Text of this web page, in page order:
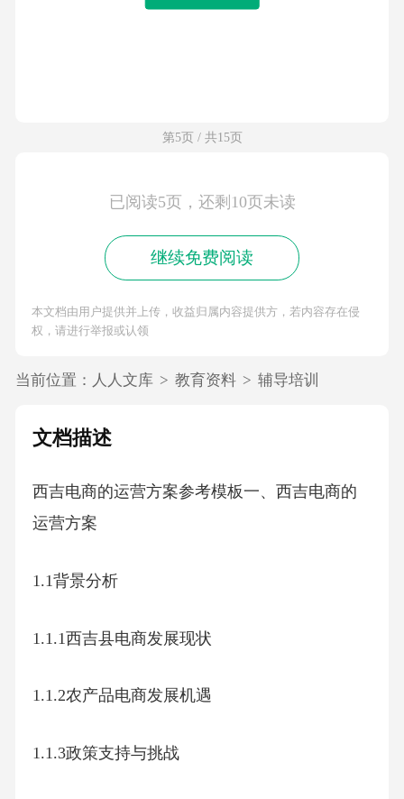
第5页 / 共15页
已阅读5页，还剩10页未读
继续免费阅读
本文档由用户提供并上传，收益归属内容提供方，若内容存在侵
权，请进行举报或认领
当前位置： 人人文库 > 教育资料 > 辅导培训
文档描述
西吉电商的运营方案参考模板一、西吉电商的
运营方案
1.1背景分析
1.1.1西吉县电商发展现状
1.1.2农产品电商发展机遇
1.1.3政策支持与挑战